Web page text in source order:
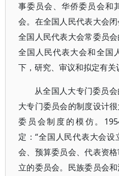
事委员会、华侨委员会和
会。在全国人民代表大会
全国人民代表大会常委员
全国人民代表大会和全国
下，研究、审议和拟定有关
从全国人大专门委员
大专门委员会的制度设计
委员会制度的模仿。
定：“全国人民代表大会
会、预算委员会、代表资
立的委员会。民族委员会